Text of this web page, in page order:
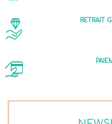
RETRAIT